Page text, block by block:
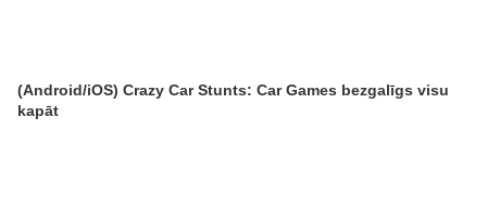
(Android/iOS) Crazy Car Stunts: Car Games bezgalīgs visu
kapāt